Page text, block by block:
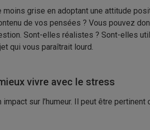
moins grise en adoptant une attitude
de vos pensées ? Vous pouvez
Sont-elles réalistes ? Sont-elles
qui vous paraîtrait lourd.
vivre avec le stress
sur l’humeur. Il peut être